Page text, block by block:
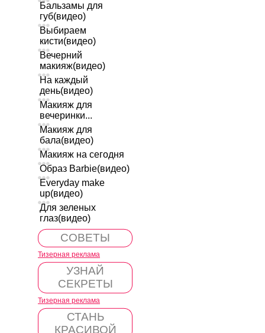
Бальзамы для
губ(видео)
Выбираем
кисти(видео)
Вечерний
макияж(видео)
На каждый
день(видео)
Макияж для
вечеринки...
Макияж для
бала(видео)
Макияж на сегодня
Образ Barbie(видео)
Everyday make
up(видео)
Для зеленых
глаз(видео)
СОВЕТЫ
Тизерная реклама
УЗНАЙ
СЕКРЕТЫ
Тизерная реклама
СТАНЬ
КРАСИВОЙ